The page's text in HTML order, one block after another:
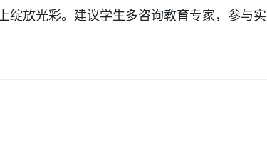
绽放光彩。建议学生多咨询教育专家，参与实